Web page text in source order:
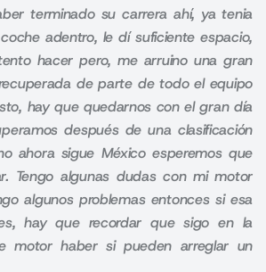
terminado su carrera ahí, ya tenia
adentro, le dí suficiente espacio,
hacer pero, me arruino una gran
de parte de todo el equipo
hay que quedarnos con el gran día
después de una clasificación
ahora sigue México esperemos que
Tengo algunas dudas con mi motor
algunos problemas entonces si esa
hay que recordar que sigo en la
motor haber si pueden arreglar un